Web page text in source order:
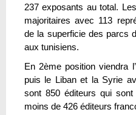
237 exposants au total.
majoritaires avec 113
de la superficie des parcs
aux tunisiens.
En 2ème position viendra
puis le Liban et la Syrie
sont 850 éditeurs qui
moins de 426 éditeurs